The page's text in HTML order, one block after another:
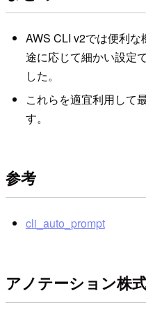
AWS CLI v2では便利
途に応じて細かい設定
した。
これらを適宜利用して
す。
参考
cli_auto_prompt
アノテーション株